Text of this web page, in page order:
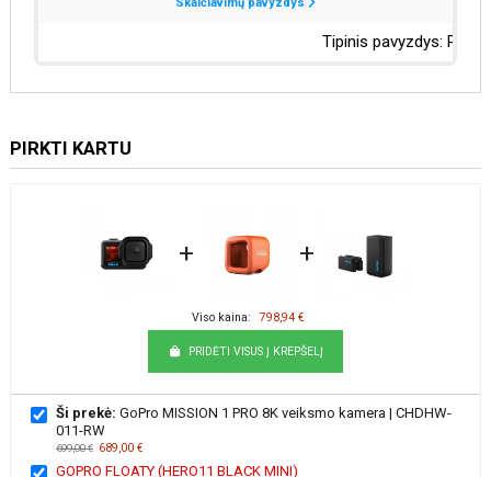
PIRKTI KARTU
+ +
Viso kaina: 798,94 €
PRIDĖTI VISUS Į KREPŠELĮ
Ši prekė: GoPro MISSION 1 PRO 8K veiksmo kamera | CHDHW-
011-RW
699,00 € 689,00 €
GOPRO FLOATY (HERO11 BLACK MINI)